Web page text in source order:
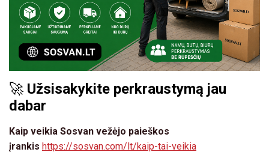
🚀 Užsisakykite perkraustymą jau
dabar
Kaip veikia Sosvan vežėjo paieškos
įrankis https://sosvan.com/lt/kaip-tai-veikia